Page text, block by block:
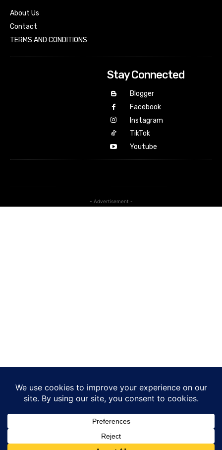
About Us
Contact
TERMS AND CONDITIONS
Stay Connected
Blogger
Facebook
Instagram
TikTok
Youtube
- Advertisement -